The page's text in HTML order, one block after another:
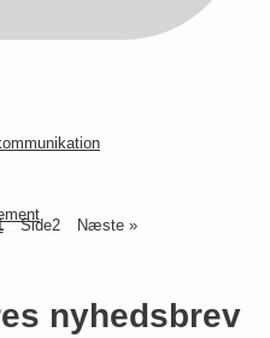
Side2 Næste »
nyhedsbrev